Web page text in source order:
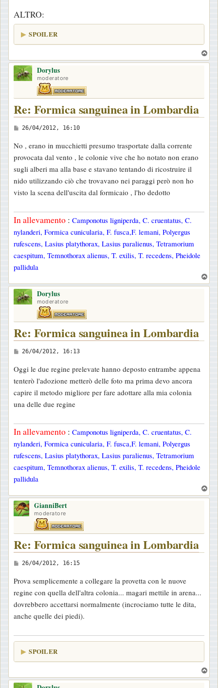
o
ALTRO:
SPOILER
o
Dorylus
moderatore
Re: Formica sanguinea in Lombardia
M
s
s
a
g
g
o
26/04/2012, 16:10
No , erano in mucchietti presumo trasportate dalla corrente
provocata dal vento , le colonie vive che ho notato non erano
sugli alberi ma alla base e stavano tentando di ricostruire il
nido utilizzando ciò che trovavano nei paraggi però non ho
visto la scena dell'uscita dal formicaio , l'ho dedotto
In allevamento : Camponotus ligniperda, C. cruentatus, C.
nylanderi, Formica cunicularia, F. fusca,F. lemani, Polyergus
rufescens, Lasius platythorax, Lasius paralienus, Tetramorium
caespitum, Temnothorax alienus, T. exilis, T. recedens, Pheidole
pallidula
o
Dorylus
moderatore
Re: Formica sanguinea in Lombardia
M
s
s
a
g
i
o
26/04/2012, 16:13
Oggi le due regine prelevate hanno deposto entrambe appena
tenterò l'adozione metterò delle foto ma prima devo ancora
capire il metodo migliore per fare adottare alla mia colonia
una delle due regine
In allevamento : Camponotus ligniperda, C. cruentatus, C.
nylanderi, Formica cunicularia, F. fusca,F. lemani, Polyergus
rufescens, Lasius platythorax, Lasius paralienus, Tetramorium
caespitum, Temnothorax alienus, T. exilis, T. recedens, Pheidole
pallidula
o
GianniBert
moderatore
Re: Formica sanguinea in Lombardia
M
s
s
a
g
i
o
26/04/2012, 16:15
Prova semplicemente a collegare la provetta con le nuove
regine con quella dell'altra colonia... magari mettile in arena...
dovrebbero accettarsi normalmente (incrociamo tutte le dita,
anche quelle dei piedi).
SPOILER
o